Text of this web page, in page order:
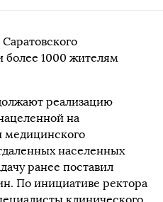
более 1000 жителям
реализацию
на
медицинского
населенных
ранее поставил
По инициативе ректора